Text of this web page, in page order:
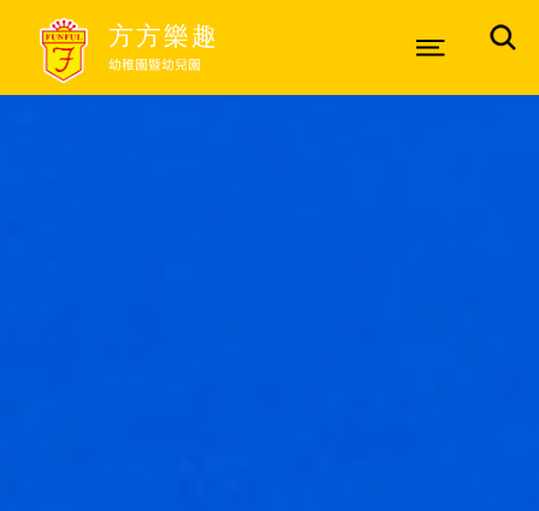
方方樂趣
幼稚園暨幼兒園